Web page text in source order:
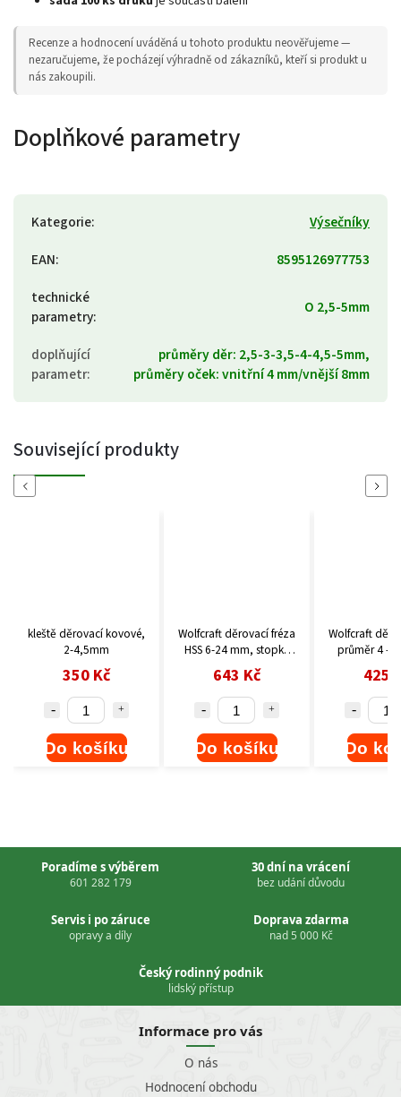
Recenze a hodnocení uváděná u tohoto produktu neověřujeme —
nezaručujeme, že pocházejí výhradně od zákazníků, kteří si produkt u
nás zakoupili.
Doplňkové parametry
Kategorie:
Výsečníky
EAN:
8595126977753
technické
parametry: O 2,5-5mm
doplňující
parametr:
průměry děr: 2,5-3-3,5-4-4,5-5mm,
průměry oček: vnitřní 4 mm/vnější 8mm
Související produkty
Previous
Wolfcraft děrovací fréza
HSS 6-24 mm, stopka
8mm 2522000
643 Kč
Do košíku
Wolfcraft děrovací fréza
průměr 4 - 12,2 mm
4393000
425 Kč
Do košíku
WS 6-
mm
Next
Poradíme s výběrem
601 282 179
30 dní na vrácení
bez udání důvodu
Servis i po záruce
opravy a díly
Doprava zdarma
nad 5 000 Kč
Český rodinný podnik
lidský přístup
Informace pro vás
O nás
Hodnocení obchodu